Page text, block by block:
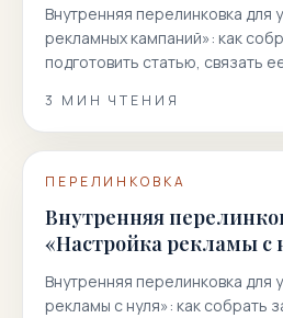
Внутренняя перелинковка для
рекламных кампаний»: как
подготовить статью, связать
3 МИН ЧТЕНИЯ
ПЕРЕЛИНКОВКА
Внутренняя
«Настройка рекламы с
Внутренняя перелинковка для
рекламы с нуля»: как собрать